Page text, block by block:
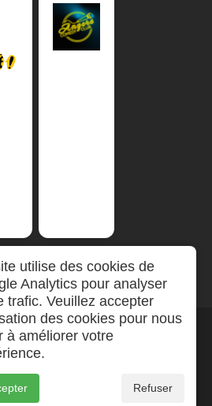
utilise des cookies de
Analytics pour analyser
trafic. Veuillez accepter
des cookies pour nous
à améliorer votre
Refuser